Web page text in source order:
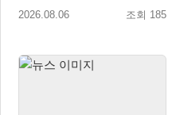
로모션 진행!
2026.08.06 조회 185